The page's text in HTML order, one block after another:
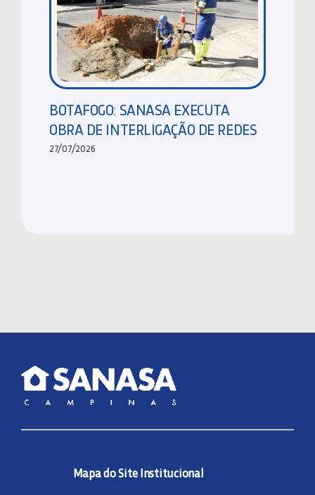
BOTAFOGO: SANASA EXECUTA
OBRA DE INTERLIGAÇÃO DE REDES
27/07/2026
Mapa do Site Institucional